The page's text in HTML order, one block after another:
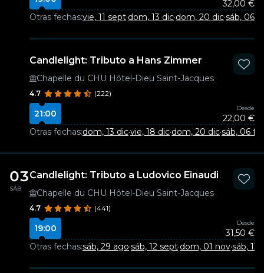
32,00 €
Otras fechas:vie, 11 sept·dom, 13 dic·dom, 20 dic·sáb, 06
Candlelight: Tributo a Hans Zimmer
Chapelle du CHU Hôtel-Dieu Saint-Jacques
4.7 (222)
21:00
Desde
22,00 €
Otras fechas:dom, 13 dic·vie, 18 dic·dom, 20 dic·sáb, 06
03
SÁB
Candlelight: Tributo a Ludovico Einaudi
Chapelle du CHU Hôtel-Dieu Saint-Jacques
4.7 (441)
19:00
Desde
31,50 €
Otras fechas:sáb, 29 ago·sáb, 12 sept·dom, 01 nov·sáb, 12